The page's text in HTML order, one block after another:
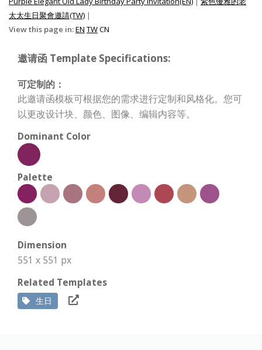
太太生日聚會邀請(TW) |
View this page in:EN TWCN
邀请函 Template Specifications:
可定制的：
此邀请函模板可根据您的需求进行定制和风格化。您可
以更改设计块、颜色、图像、编辑内容等。
Dominant Color
Palette
Dimension
551 x 551 px
Related Templates
生日